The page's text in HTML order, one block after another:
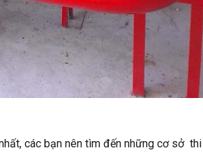
các bạn nên tìm đến những cơ sở thi